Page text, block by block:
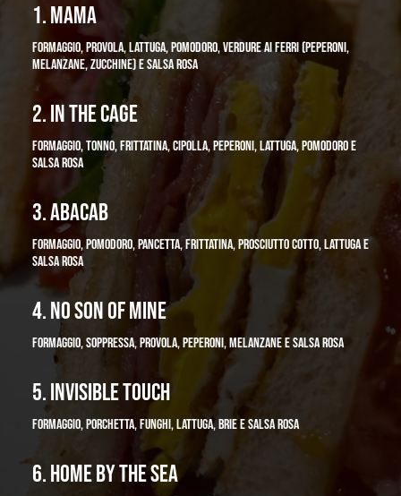
1. MAMA
FORMAGGIO, PROVOLA, LATTUGA, POMODORO, VERDURE AI FERRI (PEPERONI,
MELANZANE, ZUCCHINE) E SALSA ROSA
2. IN THE CAGE
FORMAGGIO, TONNO, FRITTATINA, CIPOLLA, PEPERONI, LATTUGA, POMODORO E
SALSA ROSA
3. ABACAB
FORMAGGIO, POMODORO, PANCETTA, FRITTATINA, PROSCIUTTO COTTO, LATTUGA E
SALSA ROSA
4. NO SON OF MINE
FORMAGGIO, SOPPRESSA, PROVOLA, PEPERONI, MELANZANE E SALSA ROSA
5. INVISIBLE TOUCH
FORMAGGIO, PORCHETTA, FUNGHI, LATTUGA, BRIE E SALSA ROSA
6. HOME BY THE SEA